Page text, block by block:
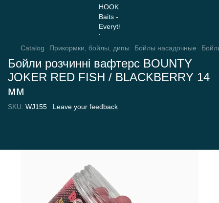
Catalog Прикормки, бойлы, дипы Бойлы насадочные
Бойли розчинні вафтерс BOUNTY
JOKER RED FISH / BLACKBERRY 14
мм
SKU: WJ155 Leave your feedback